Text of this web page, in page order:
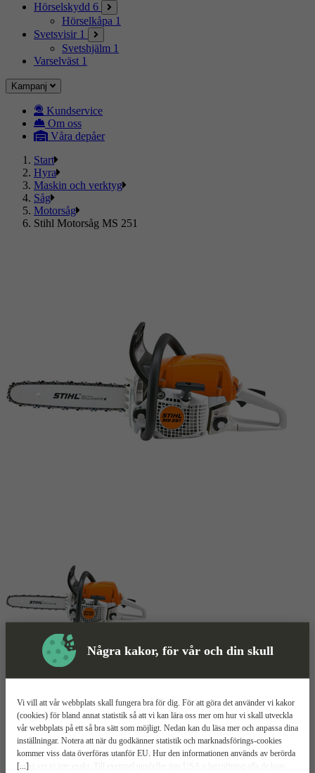
Några kakor, för vår och din skull
[...]
Vi vill att vår webbplats skall fungera bra för dig. För att göra det använder vi kakor
(cookies) för bland annat statistik så att vi kan lära oss mer om hur vi skall utveckla
vår webbplats på ett så bra sätt som möjligt. Nedan kan du läsa mer och anpassa dina
inställningar. Notera att när du godkänner statistik och marknadsförings-cookies
kommer viss data överföras utanför EU. Hur den informationen används av berörda
bolag vet vi inte exakt. Till exempel uppfyller inte USA:s lagstiftning alla de krav
Hörselskydd 6
Hörselkåpa 1
Svetsvisir 1
Svetshjälm 1
Varselväst 1
Kampanj
Kundservice
Om oss
Våra depåer
Start
Hyra
Maskin och verktyg
Såg
Motorsåg
Stihl Motorsåg MS 251
Motorsåg Mer information